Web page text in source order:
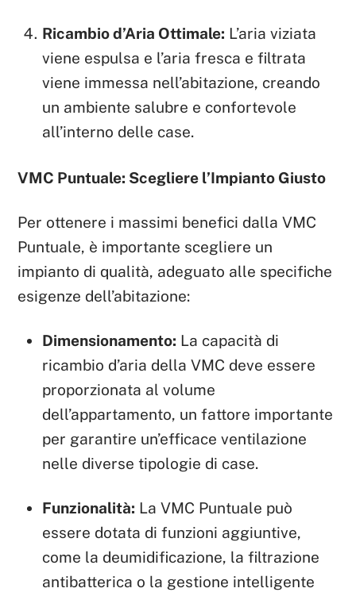
Ricambio d’Aria Ottimale: L’aria viziata
viene espulsa e l’aria fresca e filtrata
viene immessa nell’abitazione, creando
un ambiente salubre e confortevole
all’interno delle case.
VMC Puntuale: Scegliere l’Impianto Giusto
Per ottenere i massimi benefici dalla VMC
Puntuale, è importante scegliere un
impianto di qualità, adeguato alle specifiche
esigenze dell’abitazione:
Dimensionamento: La capacità di
ricambio d’aria della VMC deve essere
proporzionata al volume
dell’appartamento, un fattore importante
per garantire un’efficace ventilazione
nelle diverse tipologie di case.
Funzionalità: La VMC Puntuale può
essere dotata di funzioni aggiuntive,
come la deumidificazione, la filtrazione
antibatterica o la gestione intelligente